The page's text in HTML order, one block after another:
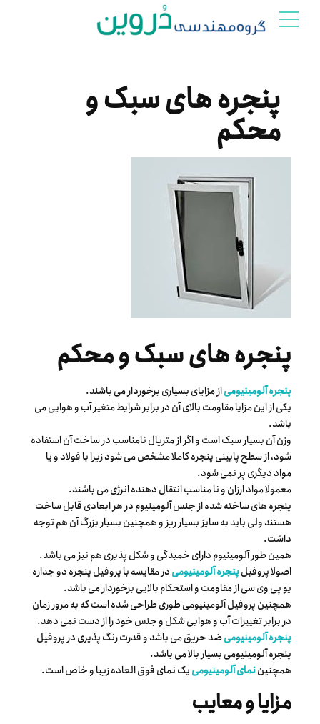
پنجره های سبک و
محکم
پنجره های سبک و محکم
پنجره آلومینیومیاز مزایای بسیاری برخوردار می باشند.
یکی از این مزایا مقاومت بالای آن در برابر شرایط متغیر آب و هوایی می
باشد.
وزن آن بسیار سبک است و اگر از متریال نامناسب در ساخت آن استفاده
شود، از سطح پایینی پنجره کاملا مشخص می شود زیرا با فولاد و یا
مواد دیگری پر نمی شود.
معمولا مواد ارزان و نا مناسب انتقال دهنده انرژی می باشند.
پنجره های ساخته شده از جنس آلومینیوم در هر ابعادی قابل ساخت
هستند ولی باید به سایز بسیار ریز و همچنین بسیار بزرگ آن هم توجه
داشت.
همین طور آلومینیوم دارای خمیدگی و شکل پذیری هم نیز می باشد.
اصولا پروفیلپنجره آلومینیومیدر مقایسه با پروفیل پنجره دو جداره
یو پی وی سی از مقاومت و استحکام بالایی برخوردار می باشد.
همچنین پروفیل آلومینیومی طوری طراحی شده است که به مرور زمان
در برابر تغییرات آب و هوایی شکل و جنس خود را از دست نمی دهد.
پنجره آلومینیومیضد حریق می باشد و قدرت رنگ پذیری در پروفیل
پنجره آلومینیومی بسیار بالا می باشد.
همچنیننمای آلومینیومییک نمای فوق العاده زیبا و خاص است.
مزایا و معایب